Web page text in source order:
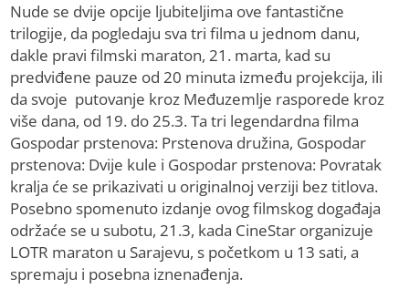
Nude se dvije opcije ljubiteljima ove fantastične
trilogije, da pogledaju sva tri filma u jednom danu,
dakle pravi filmski maraton, 21. marta, kad su
predviđene pauze od 20 minuta između projekcija, ili
da svoje putovanje kroz Međuzemlje rasporede kroz
više dana, od 19. do 25.3. Ta tri legendardna filma
Gospodar prstenova: Prstenova družina, Gospodar
prstenova: Dvije kule i Gospodar prstenova: Povratak
kralja će se prikazivati u originalnoj verziji bez titlova.
Posebno spomenuto izdanje ovog filmskog događaja
održaće se u subotu, 21.3, kada CineStar organizuje
LOTR maraton u Sarajevu, s početkom u 13 sati, a
spremaju i posebna iznenađenja.